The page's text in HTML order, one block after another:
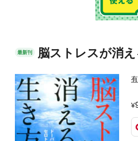
最新刊 脳ストレスが消